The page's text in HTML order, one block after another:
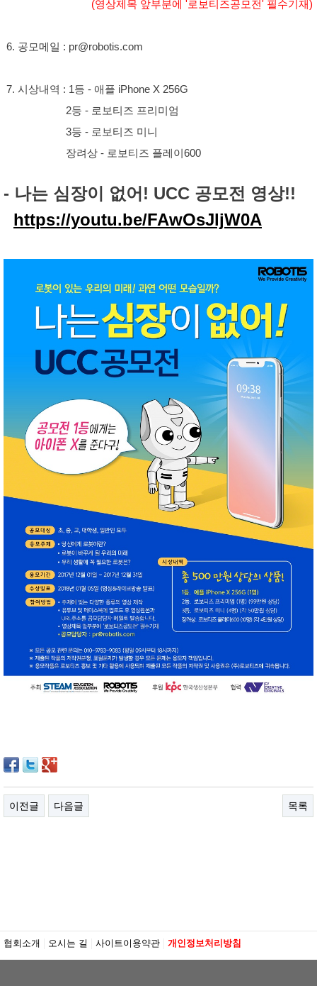
(영상제목 앞부분에 '로보티즈공모전' 필수기재)
6. 공모메일 : pr@robotis.com
7. 시상내역 : 1등 - 애플 iPhone X 256G
2등 - 로보티즈 프리미엄
3등 - 로보티즈 미니
장려상 - 로보티즈 플레이600
- 나는 심장이 없어! UCC 공모전 영상!!
https://youtu.be/FAwOsJljW0A
이전글 다음글 목록
협회소개 오시는 길 사이트이용약관 개인정보처리방침